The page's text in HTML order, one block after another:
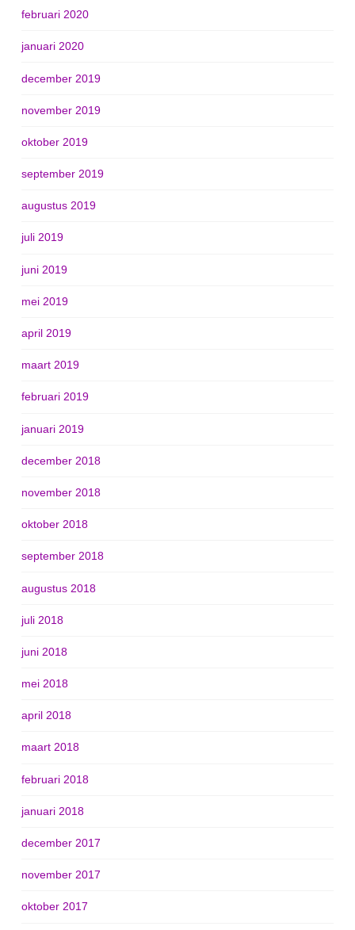
februari 2020
januari 2020
december 2019
november 2019
oktober 2019
september 2019
augustus 2019
juli 2019
juni 2019
mei 2019
april 2019
maart 2019
februari 2019
januari 2019
december 2018
november 2018
oktober 2018
september 2018
augustus 2018
juli 2018
juni 2018
mei 2018
april 2018
maart 2018
februari 2018
januari 2018
december 2017
november 2017
oktober 2017